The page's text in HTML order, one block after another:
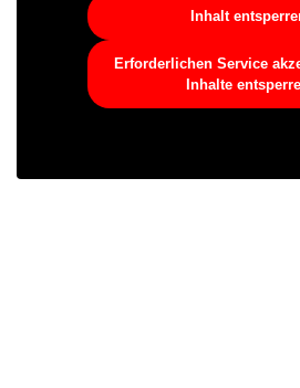
Inhalt
Erforderlichen Service
Inhalte